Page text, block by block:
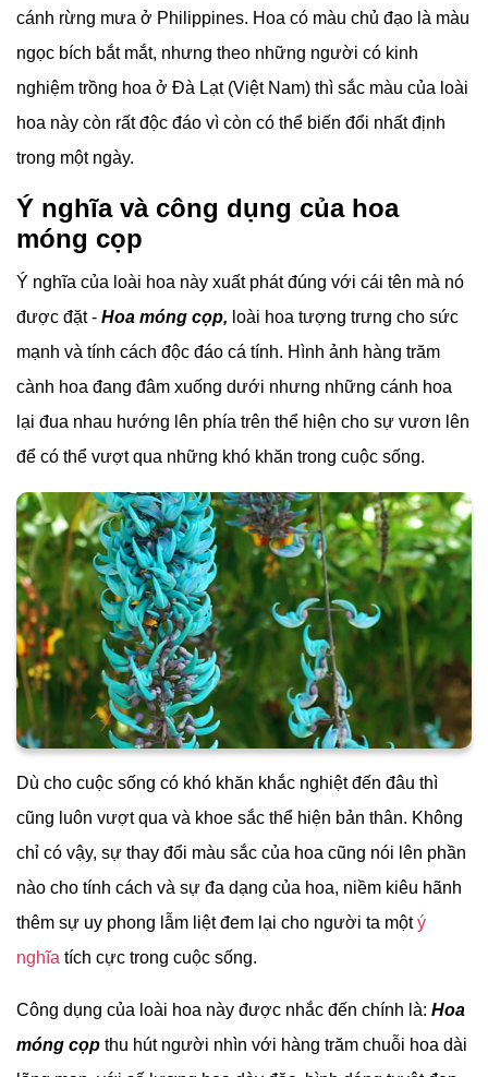
cánh rừng mưa ở Philippines. Hoa có màu chủ đạo là màu
ngọc bích bắt mắt, nhưng theo những người có kinh
nghiệm trồng hoa ở Đà Lạt (Việt Nam) thì sắc màu của loài
hoa này còn rất độc đáo vì còn có thể biến đổi nhất định
trong một ngày.
Ý nghĩa và công dụng của hoa
móng cọp
Ý nghĩa của loài hoa này xuất phát đúng với cái tên mà nó
được đặt - Hoa móng cọp, loài hoa tượng trưng cho sức
mạnh và tính cách độc đáo cá tính. Hình ảnh hàng trăm
cành hoa đang đâm xuống dưới nhưng những cánh hoa
lại đua nhau hướng lên phía trên thể hiện cho sự vươn lên
để có thể vượt qua những khó khăn trong cuộc sống.
Dù cho cuộc sống có khó khăn khắc nghiệt đến đâu thì
cũng luôn vượt qua và khoe sắc thể hiện bản thân. Không
chỉ có vậy, sự thay đổi màu sắc của hoa cũng nói lên phần
nào cho tính cách và sự đa dạng của hoa, niềm kiêu hãnh
thêm sự uy phong lẫm liệt đem lại cho người ta mộtý
nghĩa tích cực trong cuộc sống.
Công dụng của loài hoa này được nhắc đến chính là: Hoa
móng cọp thu hút người nhìn với hàng trăm chuỗi hoa dài